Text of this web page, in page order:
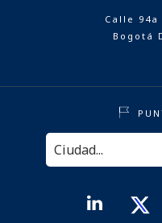
Calle 94a
Bogotá